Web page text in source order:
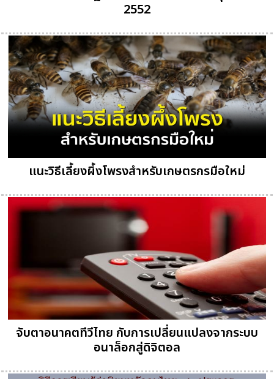
2552
แนะวิธีเลี้ยงผึ้งโพรงสำหรับเกษตรกรมือใหม่
จับตาอนาคตทีวีไทย กับการเปลี่ยนแปลงจากระบบ
อนาล็อกสู่ดิจิตอล